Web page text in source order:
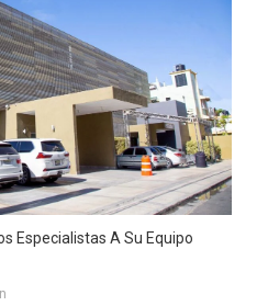
Especialistas A Su Equipo